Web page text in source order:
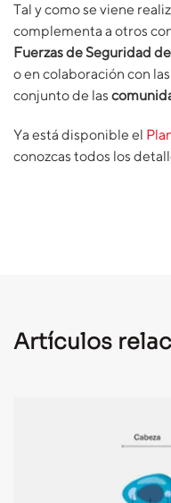
Tal y como se viene
complementa a otros
Fuerzas de Seguridad
o en colaboración con
conjunto de las
Ya está disponible el
conozcas todos los
Artículos